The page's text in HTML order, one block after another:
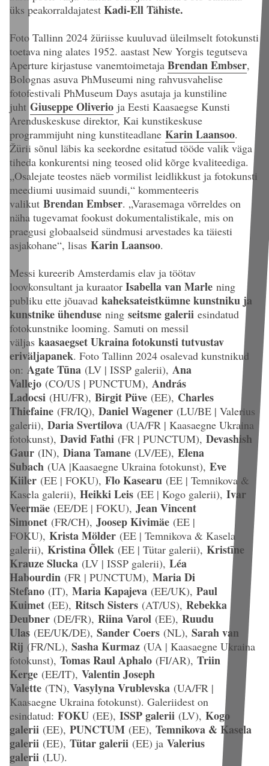
üks peakorraldajatest Kadi-Ell Tähiste.
Foto Tallinn 2024 žüriisse kuuluvad üleilmselt fotokunsti
toetava ning alates 1952. aastast New Yorgis tegutseva
Aperture kirjastuse vanemtoimetaja Brendan Embser,
Bolognas asuva PhMuseumi ning rahvusvahelise
fotofestivali PhMuseum Days asutaja ja kunstiline
juht Giuseppe Oliverio ja Eesti Kaasaegse Kunsti
Arenduskeskuse direktor, Kai kunstikeskuse
programmijuht ning kunstiteadlane Karin Laansoo.
Žürii sõnul läbis ka seekordne esitatud tööde valik väga
tiheda konkurentsi ning teosed olid kõrge kvaliteediga.
„Osalejate teostes näeb vormilist leidlikkust ja fotokunsti
meediumi uusimaid suundi,“ kommenteeris
valikut Brendan Embser. „Varasemaga võrreldes on
näha tugevamat fookust dokumentalistikale, mis on
praegusi globaalseid sündmusi arvestades ka täiesti
asjakohane“, lisas Karin Laansoo.
Messi kureerib Amsterdamis elav ja töötav
loovkonsultant ja kuraator Isabella van Marle ning
publiku ette jõuavad kaheksateistkümne kunstniku ja
kunstnike ühenduse ning seitsme galerii esindatud
fotokunstnike looming. Samuti on messil
väljas kaasaegset Ukraina fotokunsti tutvustav
eriväljapanek. Foto Tallinn 2024 osalevad kunstnikud
on: Agate Tūna (LV | ISSP galerii), Ana
Vallejo (CO/US | PUNCTUM), András
Ladocsi (HU/FR), Birgit Püve (EE), Charles
Thiefaine (FR/IQ), Daniel Wagener (LU/BE | Valerius
galerii), Daria Svertilova (UA/FR | Kaasaegne Ukraina
fotokunst), David Fathi (FR | PUNCTUM), Devashish
Gaur (IN), Diana Tamane (LV/EE), Elena
Subach (UA |Kaasaegne Ukraina fotokunst), Eve
Kiiler (EE | FOKU), Flo Kasearu (EE | Temnikova &
Kasela galerii), Heikki Leis (EE | Kogo galerii), Ivar
Veermäe (EE/DE | FOKU), Jean Vincent
Simonet (FR/CH), Joosep Kivimäe (EE |
FOKU), Krista Mölder (EE | Temnikova & Kasela
galerii), Kristina Õllek (EE | Tütar galerii), Kristīne
Krauze Slucka (LV | ISSP galerii), Léa
Habourdin (FR | PUNCTUM), Maria Di
Stefano (IT), Maria Kapajeva (EE/UK), Paul
Kuimet (EE), Ritsch Sisters (AT/US), Rebekka
Deubner (DE/FR), Riina Varol (EE), Ruudu
Ulas (EE/UK/DE), Sander Coers (NL), Sarah van
Rij (FR/NL), Sasha Kurmaz (UA | Kaasaegne Ukraina
fotokunst), Tomas Raul Aphalo (FI/AR), Triin
Kerge (EE/IT), Valentin Joseph
Valette (TN), Vasylyna Vrublevska (UA/FR |
Kaasaegne Ukraina fotokunst). Galeriidest on
esindatud: FOKU (EE), ISSP galerii (LV), Kogo
galerii (EE), PUNCTUM (EE), Temnikova & Kasela
galerii (EE), Tütar galerii (EE) ja Valerius
galerii (LU).